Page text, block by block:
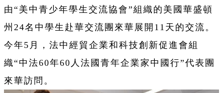
由“美中青少年學生交流協會”組織的美國華盛頓
州24名中學生赴華交流團來華展開11天的交流。
今年5月，法中經貿企業和科技創新促進會組
織“中法60年60人法國青年企業家中國行”代表團
來華訪問。